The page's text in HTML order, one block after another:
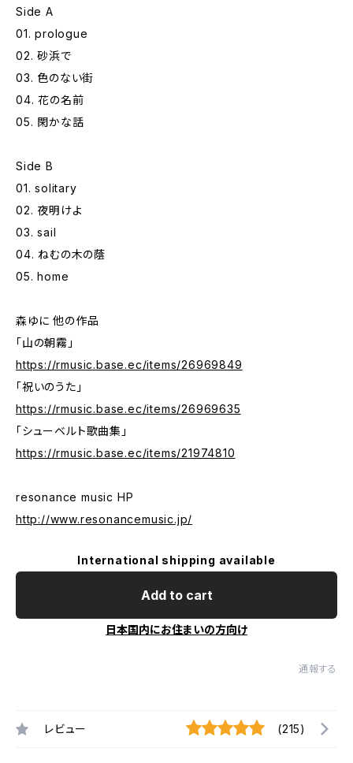
Side A
01. prologue
02. 砂浜で
03. 色のない街
04. 花の名前
05. 閑かな話
Side B
01. solitary
02. 夜明けよ
03. sail
04. ねむの木の蔭
05. home
森ゆに 他の作品
「山の朝霧」
https://rmusic.base.ec/items/26969849
「祝いのうた」
https://rmusic.base.ec/items/26969635
「シューベルト歌曲集」
https://rmusic.base.ec/items/21974810
resonance music HP
http://www.resonancemusic.jp/
International shipping available
Add to cart
日本国内にお住まいの方向け
通報する
レビュー (215)